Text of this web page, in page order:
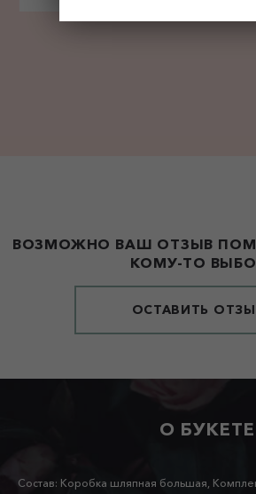
ВОЗМОЖНО ВАШ ОТЗЫВ
КОМУ-ТО
ОСТАВИТЬ
О БУКЕТЕ
Состав: Коробка шляпная большая,